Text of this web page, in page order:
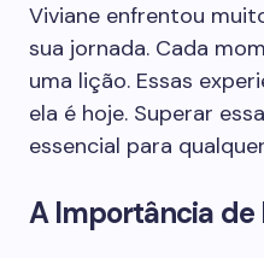
Viviane enfrentou
sua jornada. Cada
uma lição. Essas
ela é hoje. Superar
essencial para
A Importância de